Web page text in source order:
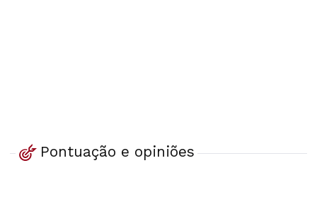
Pontuação e opiniões